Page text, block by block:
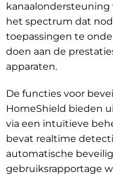
kanaalondersteuning
het spectrum dat
toepassingen te
doen aan de
apparaten.
De functies voor
HomeShield bieden
via een intuïtieve
bevat realtime
automatische
gebruiksrapportage